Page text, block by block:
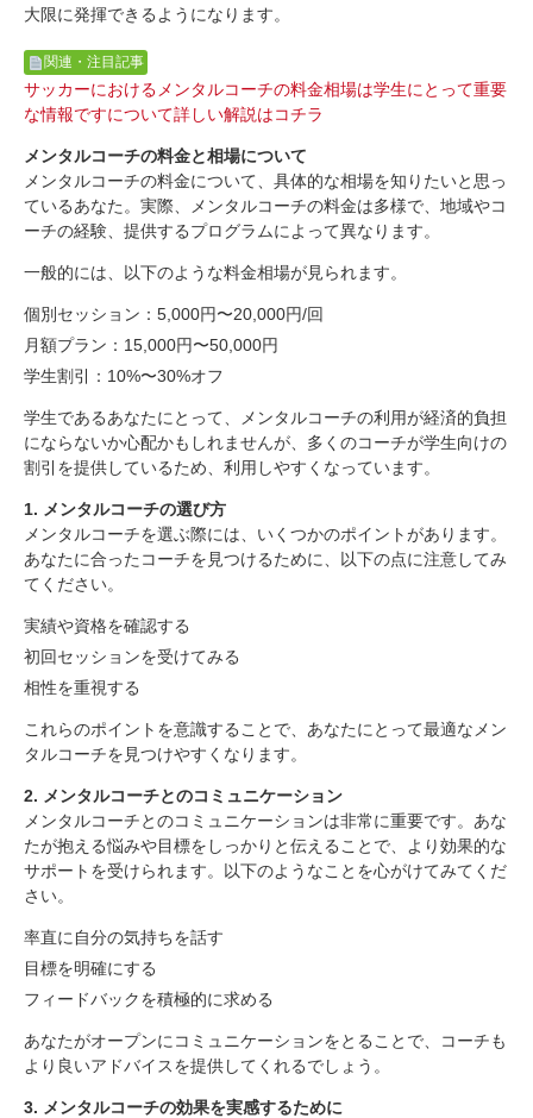
大限に発揮できるようになります。
関連・注目記事
サッカーにおけるメンタルコーチの料金相場は学生にとって重要
な情報ですについて詳しい解説はコチラ
メンタルコーチの料金と相場について
メンタルコーチの料金について、具体的な相場を知りたいと思っ
ているあなた。実際、メンタルコーチの料金は多様で、地域やコ
ーチの経験、提供するプログラムによって異なります。
一般的には、以下のような料金相場が見られます。
個別セッション：5,000円〜20,000円/回
月額プラン：15,000円〜50,000円
学生割引：10%〜30%オフ
学生であるあなたにとって、メンタルコーチの利用が経済的負担
にならないか心配かもしれませんが、多くのコーチが学生向けの
割引を提供しているため、利用しやすくなっています。
1. メンタルコーチの選び方
メンタルコーチを選ぶ際には、いくつかのポイントがあります。
あなたに合ったコーチを見つけるために、以下の点に注意してみ
てください。
実績や資格を確認する
初回セッションを受けてみる
相性を重視する
これらのポイントを意識することで、あなたにとって最適なメン
タルコーチを見つけやすくなります。
2. メンタルコーチとのコミュニケーション
メンタルコーチとのコミュニケーションは非常に重要です。あな
たが抱える悩みや目標をしっかりと伝えることで、より効果的な
サポートを受けられます。以下のようなことを心がけてみてくだ
さい。
率直に自分の気持ちを話す
目標を明確にする
フィードバックを積極的に求める
あなたがオープンにコミュニケーションをとることで、コーチも
より良いアドバイスを提供してくれるでしょう。
3. メンタルコーチの効果を実感するために
サッカーにおけるメンタルコーチの役割
メンタルコーチの料金と相場について
1. メンタルコーチの選び方
2. メンタルコーチとのコミュニケーション
3. メンタルコーチの効果を実感するために
メンタルコーチの重要性と今後の活用
まとめ